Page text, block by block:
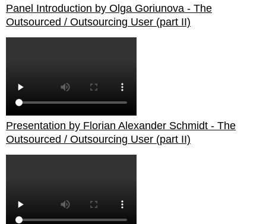
Panel Introduction by Olga Goriunova - The
Outsourced / Outsourcing User (part II)
Presentation by Florian Alexander Schmidt - The
Outsourced / Outsourcing User (part II)